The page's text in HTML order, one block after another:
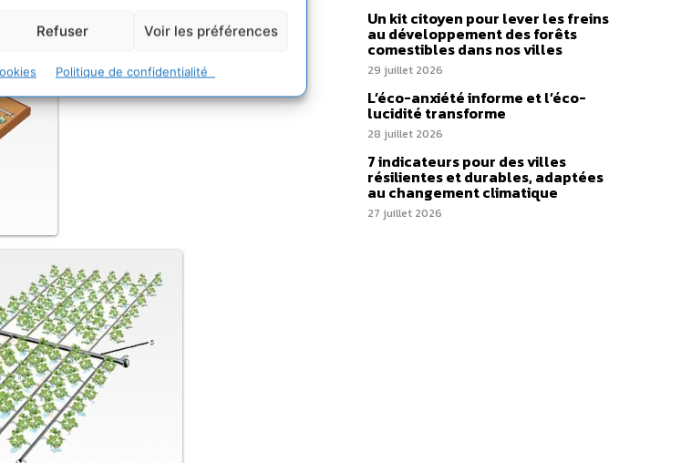
Refuser Voir les préférences
Politique de confidentialité
Un kit citoyen pour lever les freins
au développement des forêts
comestibles dans nos villes
29 juillet 2026
L’éco-anxiété informe et l’éco-
lucidité transforme
28 juillet 2026
7 indicateurs pour des villes
résilientes et durables, adaptées
au changement climatique
27 juillet 2026